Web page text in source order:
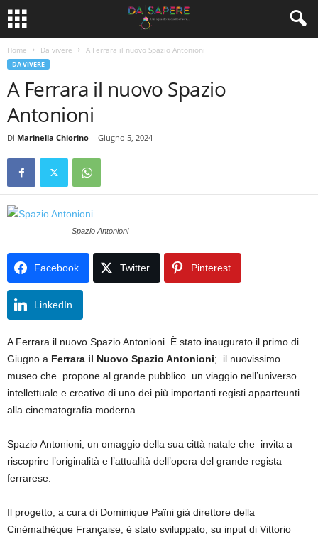
Home Da vivere A Ferrara il nuovo Spazio Antonioni
DA VIVERE
A Ferrara il nuovo Spazio
Antonioni
Di Marinella Chiorino - Giugno 5, 2024
Spazio Antonioni
Facebook Twitter Pinterest
LinkedIn
A Ferrara il nuovo Spazio Antonioni. È stato inaugurato il primo di
Giugno a Ferrara il Nuovo Spazio Antonioni; il nuovissimo
museo che propone al grande pubblico un viaggio nell’universo
intellettuale e creativo di uno dei più importanti registi apparteunti
alla cinematografia moderna.
Spazio Antonioni; un omaggio della sua città natale che invita a
riscoprire l’originalità e l’attualità dell’opera del grande regista
ferrarese.
Il progetto, a cura di Dominique Païni già direttore della
Cinémathèque Française, è stato sviluppato, su input di Vittorio